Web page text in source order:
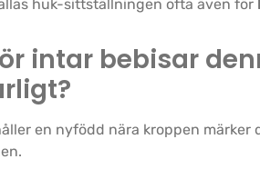
huk-sittställningen ofta även för
intar bebisar
en nyfödd nära kroppen